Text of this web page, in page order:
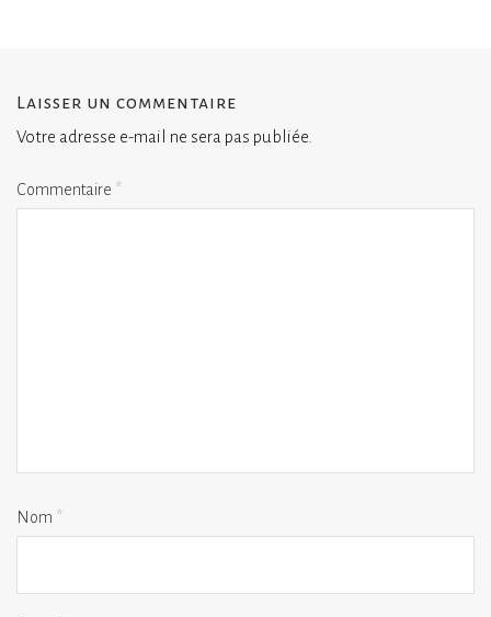
Laisser un commentaire
Votre adresse e-mail ne sera pas publiée.
Commentaire *
Nom *